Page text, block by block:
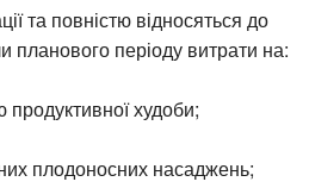
та повністю відносяться до
планового періоду витрати на:
продуктивної худоби;
плодоносних насаджень;